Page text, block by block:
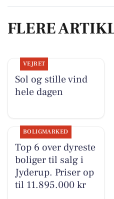
FLERE
VEJRET
Sol og stille vind
hele dagen
BOLIGMARKED
Top 6 over dyreste
boliger til salg i
Jyderup. Priser op
til 11.895.000 kr